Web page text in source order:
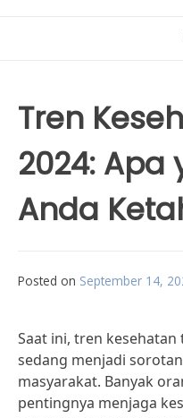
Tren
2024: Apa
Anda
Posted on September 14,
Saat ini, tren
sedang menjadi
masyarakat. Banyak
pentingnya menjaga